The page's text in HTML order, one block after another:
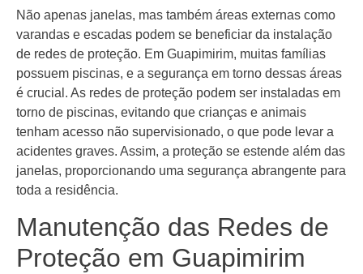
Não apenas janelas, mas também áreas externas como
varandas e escadas podem se beneficiar da instalação
de redes de proteção. Em Guapimirim, muitas famílias
possuem piscinas, e a segurança em torno dessas áreas
é crucial. As redes de proteção podem ser instaladas em
torno de piscinas, evitando que crianças e animais
tenham acesso não supervisionado, o que pode levar a
acidentes graves. Assim, a proteção se estende além das
janelas, proporcionando uma segurança abrangente para
toda a residência.
Manutenção das Redes de
Proteção em Guapimirim